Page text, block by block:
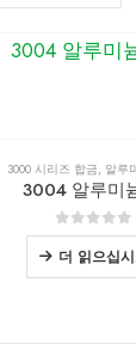
3000 시리즈 합금, 알루
3004 알루미
0외부 5
더 읽으십